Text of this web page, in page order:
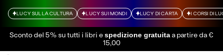
LUCY SULLA CULTURA LUCY SUI MONDI LUCY DI CARTA I CORSI DI
Sconto del 5% su tutti i libri espedizione gratuitaa partire da €
15,00